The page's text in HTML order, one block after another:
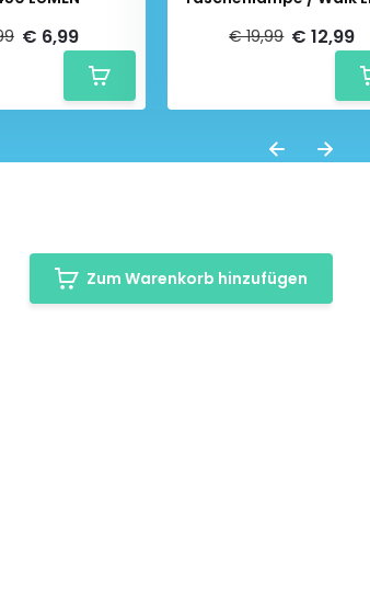
€ 6,99
€ 19,99 € 12,99
Zum Warenkorb hinzufügen